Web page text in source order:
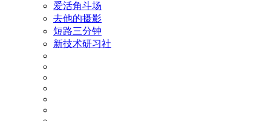
爱活角斗场
去他的摄影
短路三分钟
新技术研习社